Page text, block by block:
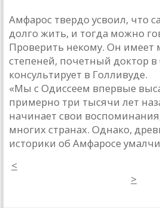
Амфарос твердо усвоил, что
долго жить, и тогда можно
Проверить некому. Он имеет
степеней, почетный доктор в
консультирует в Голливуде.
«Мы с Одиссеем впервые
примерно три тысячи лет
начинает свои
многих странах. Однако,
историки об Амфаросе
<
>